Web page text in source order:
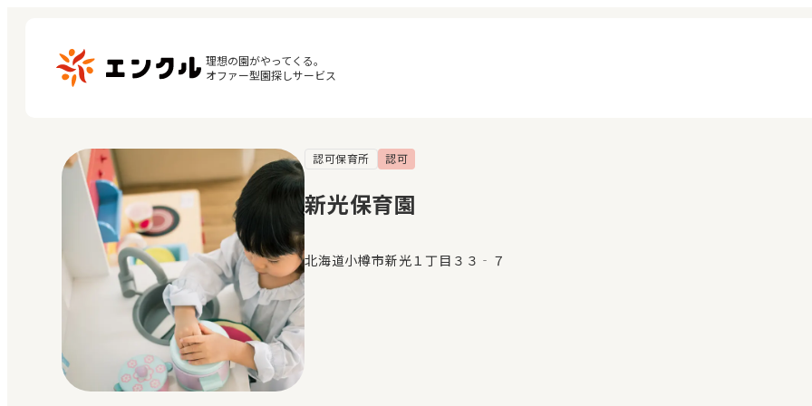
理想の園がやってくる。
オファー型園探しサービス
保育園・幼稚園を探す
地図から探す
地域から探す
マイページ
閲覧履歴
お気に入り
認可保育所 認可
新光保育園
北海道小樽市新光１丁目３３‐７